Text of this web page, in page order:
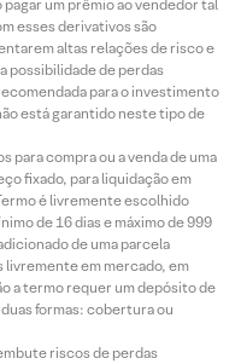
um prêmio ao vendedor tal
esses derivativos são
altas relações de risco e
possibilidade de perdas
para o investimento
está garantido neste tipo de
compra ou a venda de uma
fixado, para liquidação em
é livremente escolhido
de 16 dias e máximo de 999
de uma parcela
livremente em mercado, em
a termo requer um depósito de
formas: cobertura ou
riscos de perdas